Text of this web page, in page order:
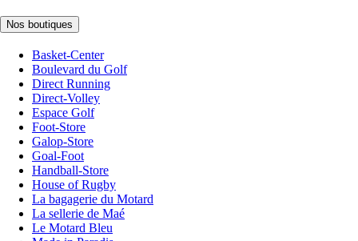
Nos boutiques
Basket-Center
Boulevard du Golf
Direct Running
Direct-Volley
Espace Golf
Foot-Store
Galop-Store
Goal-Foot
Handball-Store
House of Rugby
La bagagerie du Motard
La sellerie de Maé
Le Motard Bleu